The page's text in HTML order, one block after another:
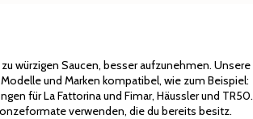
würzigen Saucen, besser aufzunehmen. Unsere
und Marken kompatibel, wie zum Beispiel:
für La Fattorina und Fimar, Häussler und TR50.
verwenden, die du bereits besitz.